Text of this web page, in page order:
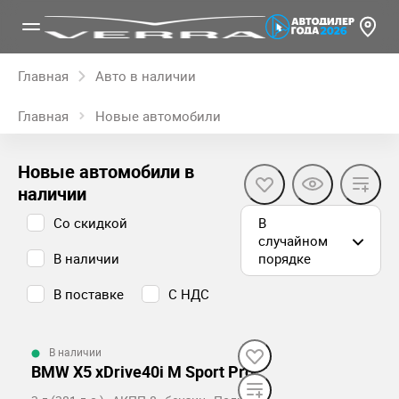
Главная Авто в наличии
Главная Новые автомобили
Новые автомобили в
наличии
Со скидкой
В наличии
В поставке
С НДС
В
случайном
порядке
В наличии
BMW X5 xDrive40i M Sport Pro